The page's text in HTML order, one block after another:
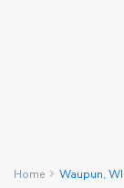
Home Waupun, WI